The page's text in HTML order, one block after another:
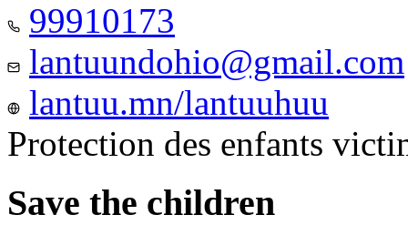
99910173
lantuundohio@gmail.com
lantuu.mn/lantuuhuu
Protection des enfants
Save the children